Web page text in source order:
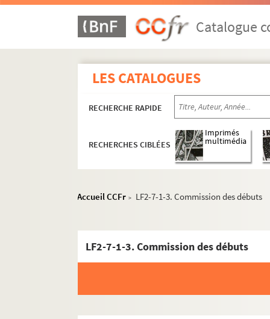
Catalogue
LES CATALOGUES
RECHERCHE RAPIDE
RECHERCHES CIBLÉES
Imprimés
multimédia
Accueil CCFr > LF2-7-1-3. Commission des débuts
LF2-7-1-3. Commission des débuts